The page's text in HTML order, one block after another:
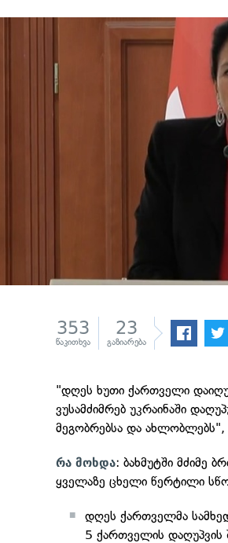
353
წაკითხვა
23
გაზიარება
"დღეს ხუთი ქართველი
ვუსამძიმრებ უკრაინაში
მეგობრებსა და
რა მოხდა: ბახმუტში მძიმე
ყველაზე ცხელი წერტილი
დღეს ქართველმა
5 ქართველის დაღუპვის